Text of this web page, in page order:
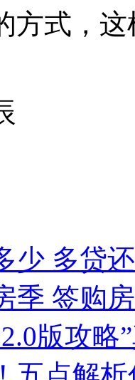
方式，
少 多贷
季 签购
版攻略